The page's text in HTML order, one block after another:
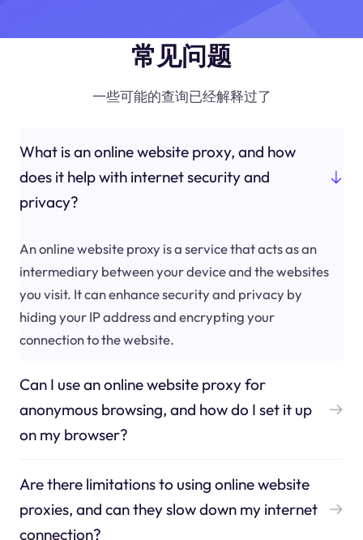
常见问题
一些可能的查询已经解释过了
What is an online website proxy, and how
does it help with internet security and
privacy?
An online website proxy is a service that acts as an
intermediary between your device and the websites
you visit. It can enhance security and privacy by
hiding your IP address and encrypting your
connection to the website.
Can I use an online website proxy for
anonymous browsing, and how do I set it up
on my browser?
Are there limitations to using online website
proxies, and can they slow down my internet
connection?